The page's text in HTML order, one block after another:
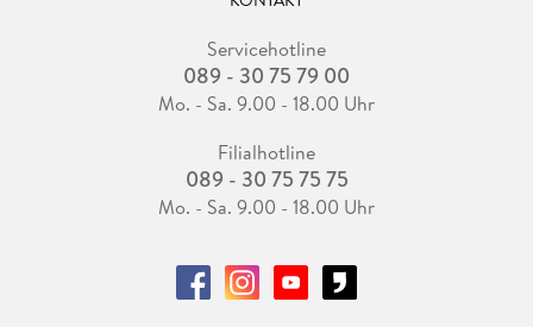
Servicehotline
089 - 30 75 79 00
Mo. - Sa. 9.00 - 18.00 Uhr
Filialhotline
089 - 30 75 75 75
Mo. - Sa. 9.00 - 18.00 Uhr